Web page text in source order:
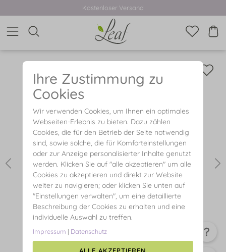
Kostenloser Versand
Ihre Zustimmung zu
Cookies
Wir verwenden Cookies, um Ihnen ein optimales
Webseiten-Erlebnis zu bieten. Dazu zählen
Cookies, die für den Betrieb der Seite notwendig
sind, sowie solche, die für Komforteinstellungen
oder zur Anzeige personalisierter Inhalte genutzt
werden. Klicken Sie auf "alle akzeptieren" um alle
Cookies zu akzeptieren und direkt zur Website
weiter zu navigieren; oder klicken Sie unten auf
"Einstellungen verwalten", um eine detaillierte
Beschreibung der Cookies zu erhalten und eine
individuelle Auswahl zu treffen.
Impressum | Datenschutz